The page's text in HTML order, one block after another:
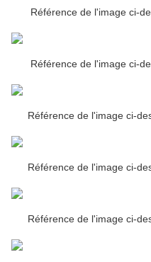
Référence de l'image ci-
Référence de l'image ci-
Référence de l'image ci-
Référence de l'image ci-
Référence de l'image ci-